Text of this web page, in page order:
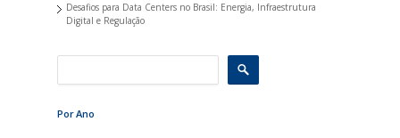
Desafios para Data Centers no Brasil: Energia, Infraestrutura
Digital e Regulação
Por Ano